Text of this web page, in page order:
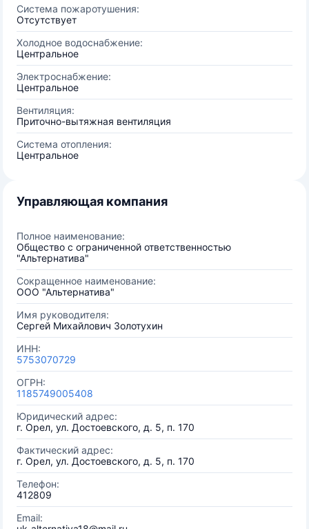
Система пожаротушения:
Отсутствует
Холодное водоснабжение:
Центральное
Электроснабжение:
Центральное
Вентиляция:
Приточно-вытяжная вентиляция
Система отопления:
Центральное
Управляющая компания
Полное наименование:
Общество с ограниченной ответственностью
"Альтернатива"
Сокращенное наименование:
ООО "Альтернатива"
Имя руководителя:
Сергей Михайлович Золотухин
ИНН:
5753070729
ОГРН:
1185749005408
Юридический адрес:
г. Орел, ул. Достоевского, д. 5, п. 170
Фактический адрес:
г. Орел, ул. Достоевского, д. 5, п. 170
Телефон:
412809
Email: